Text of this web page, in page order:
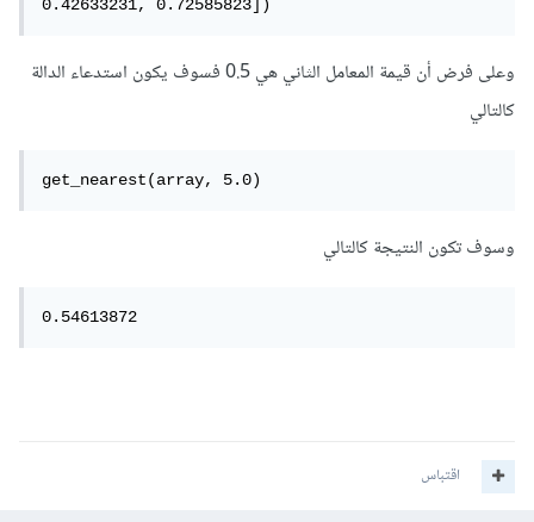
0.42633231, 0.72585823])
وعلى فرض أن قيمة المعامل الثاني هي 0.5 فسوف يكون استدعاء الدالة
كالتالي
get_nearest(array, 5.0)
وسوف تكون النتيجة كالتالي
0.54613872
اقتباس